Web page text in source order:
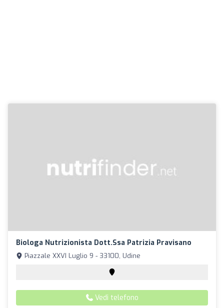
Biologa Nutrizionista Dott.ssa Patrizia Pravisano
Piazzale XXVI Luglio 9 - 33100, Udine
Vedi telefono